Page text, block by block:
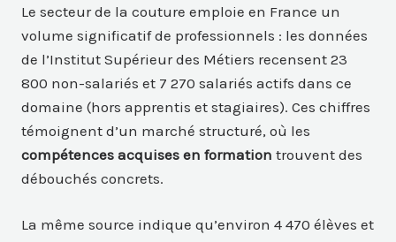
Le secteur de la couture emploie en France un
volume significatif de professionnels : les données
de l’Institut Supérieur des Métiers recensent 23
800 non-salariés et 7 270 salariés actifs dans ce
domaine (hors apprentis et stagiaires). Ces chiffres
témoignent d’un marché structuré, où les
compétences acquises en formation trouvent des
débouchés concrets.
La même source indique qu’environ 4 470 élèves et